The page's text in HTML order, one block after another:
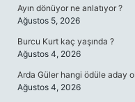
Ayın dönüyor ne anlatıyor ?
Ağustos 5, 2026
Burcu Kurt kaç yaşında ?
Ağustos 4, 2026
Arda Güler hangi ödüle aday
Ağustos 4, 2026